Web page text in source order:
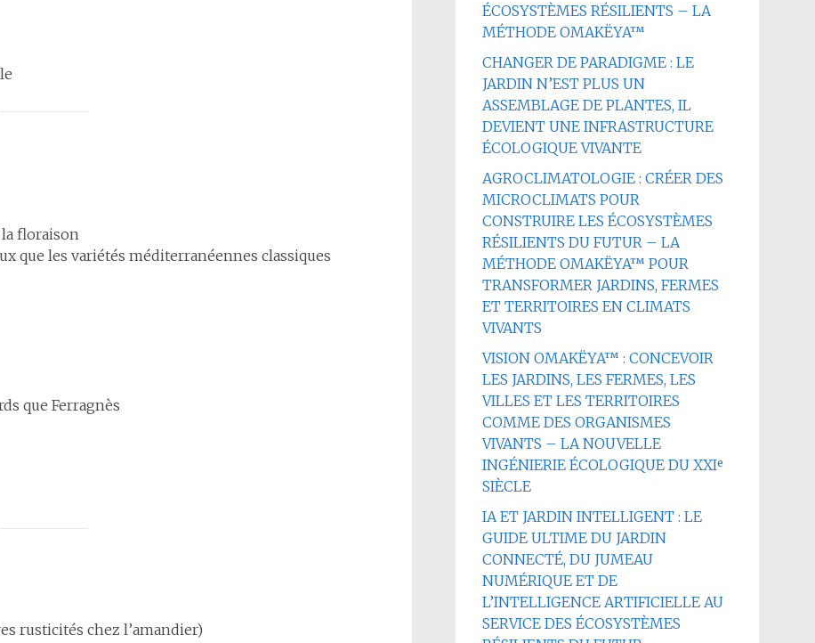
floraison
que les variétés méditerranéennes classiques
que Ferragnès
rusticités chez l’amandier)
ÉCOSYSTÈMES RÉSILIENTS – LA
MÉTHODE OMAKËYA™
CHANGER DE PARADIGME : LE
JARDIN N’EST PLUS UN
ASSEMBLAGE DE PLANTES, IL
DEVIENT UNE INFRASTRUCTURE
ÉCOLOGIQUE VIVANTE
AGROCLIMATOLOGIE : CRÉER DES
MICROCLIMATS POUR
CONSTRUIRE LES ÉCOSYSTÈMES
RÉSILIENTS DU FUTUR – LA
MÉTHODE OMAKËYA™ POUR
TRANSFORMER JARDINS, FERMES
ET TERRITOIRES EN CLIMATS
VIVANTS
VISION OMAKËYA™ : CONCEVOIR
LES JARDINS, LES FERMES, LES
VILLES ET LES TERRITOIRES
COMME DES ORGANISMES
VIVANTS – LA NOUVELLE
INGÉNIERIE ÉCOLOGIQUE DU XXIᵉ
SIÈCLE
IA ET JARDIN INTELLIGENT : LE
GUIDE ULTIME DU JARDIN
CONNECTÉ, DU JUMEAU
NUMÉRIQUE ET DE
L’INTELLIGENCE ARTIFICIELLE AU
SERVICE DES ÉCOSYSTÈMES